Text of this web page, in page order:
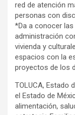
red de atención
personas con
*Da a conocer
administración
vivienda y
espacios con la
proyectos de los
TOLUCA, Estado
el Estado de
alimentación,